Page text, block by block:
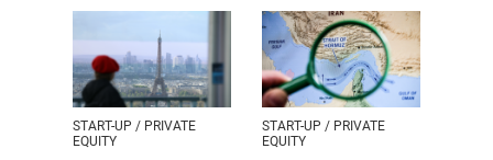
START-UP / PRIVATE
EQUITY
START-UP / PRIVATE
EQUITY